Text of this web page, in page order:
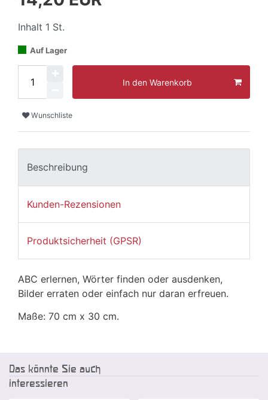
Inhalt 1 St.
Auf Lager
In den Warenkorb
Wunschliste
Beschreibung
Kunden-Rezensionen
Produktsicherheit (GPSR)
ABC erlernen, Wörter finden oder ausdenken,
Bilder erraten oder einfach nur daran erfreuen.
Maße: 70 cm x 30 cm.
Das könnte Sie auch
interessieren